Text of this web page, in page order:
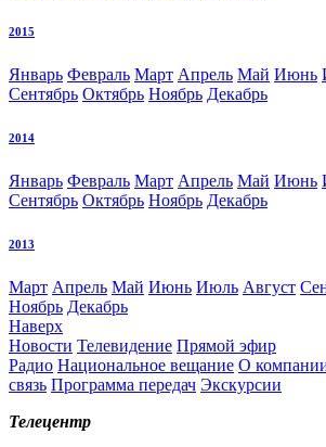
2015
Январь Февраль Март Апрель Май Июнь
Сентябрь Октябрь Ноябрь Декабрь
2014
Январь Февраль Март Апрель Май Июнь
Сентябрь Октябрь Ноябрь Декабрь
2013
Март Апрель Май Июнь Июль Август
Ноябрь Декабрь
Наверх
Новости Телевидение Прямой эфир
Радио Национальное вещание О
связь Программа передач Экскурсии
Телецентр